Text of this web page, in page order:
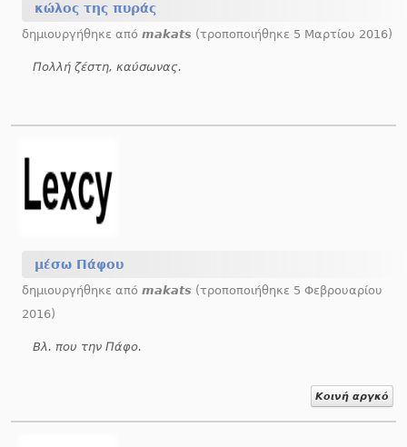
κώλος της πυράς
δημιουργήθηκε απόmakats (τροποποιήθηκε 5 Μαρτίου 2016)
Πολλή ζέστη, καύσωνας.
μέσω Πάφου
δημιουργήθηκε απόmakats (τροποποιήθηκε 5 Φεβρουαρίου
2016)
Βλ. που την Πάφο.
Κοινή αργκό